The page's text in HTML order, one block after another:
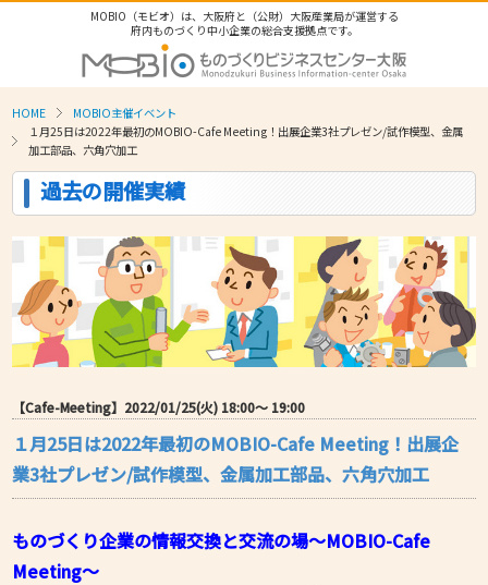
MOBIO（モビオ）は、大阪府と（公財）大阪産業局が運営する
府内ものづくり中小企業の総合支援拠点です。
HOME
MOBIO主催イベント
１月25日は2022年最初のMOBIO-Cafe Meeting！出展企業3社プレゼン/試作模型、金属
加工部品、六角穴加工
過去の開催実績
【Cafe-Meeting】2022/01/25(火) 18:00〜 19:00
１月25日は2022年最初のMOBIO-Cafe Meeting！出展企
業3社プレゼン/試作模型、金属加工部品、六角穴加工
ものづくり企業の情報交換と交流の場～MOBIO-Cafe
Meeting～